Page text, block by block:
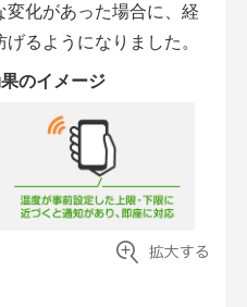
変化があった場合に、経
るようになりました。
のイメージ